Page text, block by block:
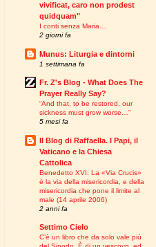
vivificat, caro non prodest
quidquam"
I conti senza Maria…
2 giorni fa
Munus: Liturgia e dintorni
1 settimana fa
Fr. Z's Blog - What Does The
Prayer Really Say?
“And that, to be restored, our
sickness must grow worse…”
5 mesi fa
Il Blog di Raffaella. I Papi, il
Vaticano e la Chiesa
Cattolica
Benedetto XVI: La «Via Crucis»
è la via della misericordia, e della
misericordia che pone il limite al
male (14 aprile 2006)
2 anni fa
Settimo Cielo
C’è un libro che da solo vale più